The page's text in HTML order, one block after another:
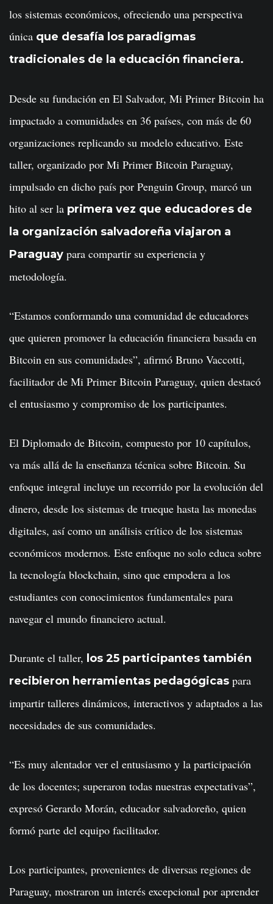
los sistemas económicos, ofreciendo una perspectiva
única que desafía los paradigmas
tradicionales de la educación financiera.
Desde su fundación en El Salvador, Mi Primer Bitcoin ha
impactado a comunidades en 36 países, con más de 60
organizaciones replicando su modelo educativo. Este
taller, organizado por Mi Primer Bitcoin Paraguay,
impulsado en dicho país por Penguin Group, marcó un
hito al ser la primera vez que educadores de
la organización salvadoreña viajaron a
Paraguay para compartir su experiencia y
metodología.
“Estamos conformando una comunidad de educadores
que quieren promover la educación financiera basada en
Bitcoin en sus comunidades”, afirmó Bruno Vaccotti,
facilitador de Mi Primer Bitcoin Paraguay, quien destacó
el entusiasmo y compromiso de los participantes.
El Diplomado de Bitcoin, compuesto por 10 capítulos,
va más allá de la enseñanza técnica sobre Bitcoin. Su
enfoque integral incluye un recorrido por la evolución del
dinero, desde los sistemas de trueque hasta las monedas
digitales, así como un análisis crítico de los sistemas
económicos modernos. Este enfoque no solo educa sobre
la tecnología blockchain, sino que empodera a los
estudiantes con conocimientos fundamentales para
navegar el mundo financiero actual.
Durante el taller, los 25 participantes también
recibieron herramientas pedagógicas para
impartir talleres dinámicos, interactivos y adaptados a las
necesidades de sus comunidades.
“Es muy alentador ver el entusiasmo y la participación
de los docentes; superaron todas nuestras expectativas”,
expresó Gerardo Morán, educador salvadoreño, quien
formó parte del equipo facilitador.
Los participantes, provenientes de diversas regiones de
Paraguay, mostraron un interés excepcional por aprender